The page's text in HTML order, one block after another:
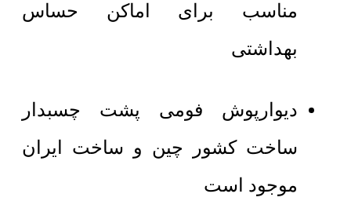
مناسب برای اماکن حساس
بهداشتی
دیوارپوش فومی پشت چسبدار
ساخت کشور چین و ساخت ایران
موجود است